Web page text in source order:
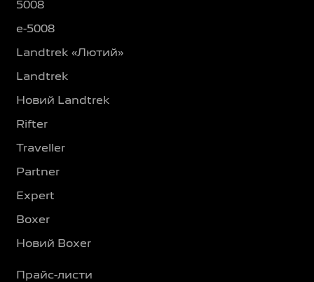
5008
e-5008
Landtrek «Лютий»
Landtrek
Новий Landtrek
Rifter
Traveller
Partner
Expert
Boxer
Новий Boxer
Прайс-листи